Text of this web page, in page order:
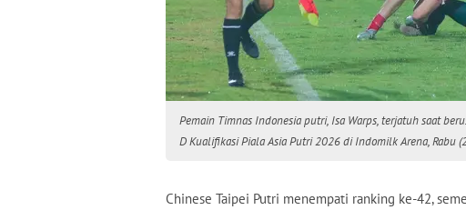
Pemain Timnas Indonesia putri, Isa Warps, terjatuh saat
D Kualifikasi Piala Asia Putri 2026 di Indomilk Arena, Rabu
Chinese Taipei Putri menempati ranking ke-42,